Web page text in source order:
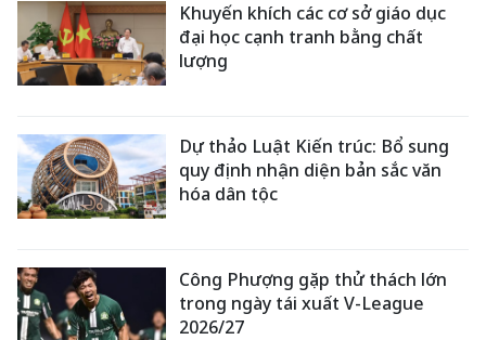
Khuyến khích các cơ sở giáo dục
đại học cạnh tranh bằng chất
lượng
Dự thảo Luật Kiến trúc: Bổ sung
quy định nhận diện bản sắc văn
hóa dân tộc
Công Phượng gặp thử thách lớn
trong ngày tái xuất V-League
2026/27